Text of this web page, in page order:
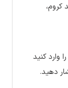
کروم،
وارد کنید